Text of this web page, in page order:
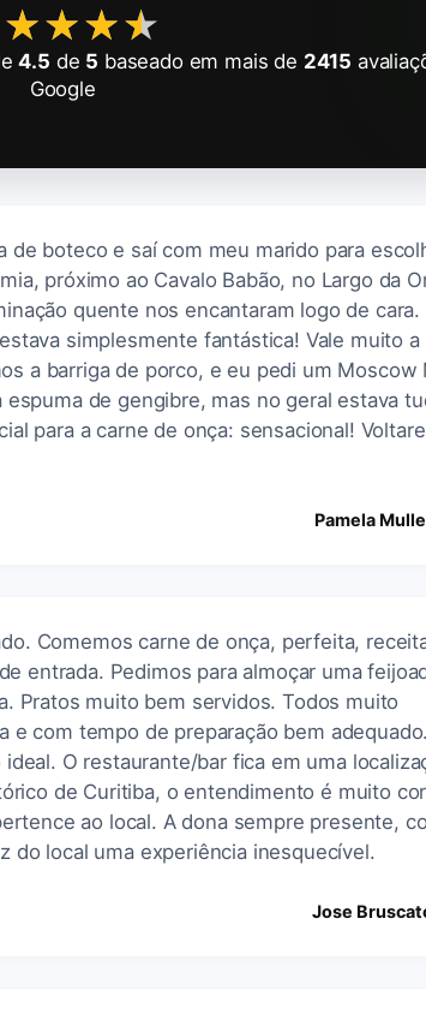
4.5 de 5 baseado em mais de 2415
Google
de boteco e saí com meu marido para
próximo ao Cavalo Babão, no Largo da
quente nos encantaram logo de cara.
simplesmente fantástica! Vale muito a
a barriga de porco, e eu pedi um Moscow
de gengibre, mas no geral estava
para a carne de onça: sensacional!
Pamela
Comemos carne de onça, perfeita,
entrada. Pedimos para almoçar uma
Pratos muito bem servidos. Todos muito
e com tempo de preparação bem
O restaurante/bar fica em uma
de Curitiba, o entendimento é muito
ao local. A dona sempre presente,
do local uma experiência inesquecível.
Jose